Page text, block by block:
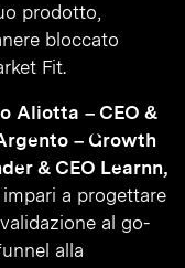
prodotto,
bloccato
Fit.
Aliotta – CEO &
– Growth
& CEO Learnn,
impari a progettare
al go-
alla